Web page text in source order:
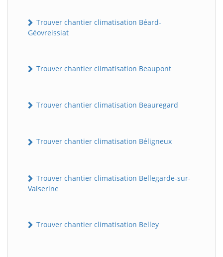
Trouver chantier climatisation Béard-
Géovreissiat
Trouver chantier climatisation Beaupont
Trouver chantier climatisation Beauregard
Trouver chantier climatisation Béligneux
Trouver chantier climatisation Bellegarde-sur-
Valserine
Trouver chantier climatisation Belley